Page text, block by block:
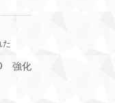
た
強化